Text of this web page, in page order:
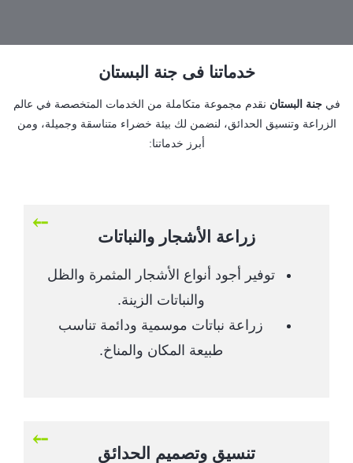
خدماتنا فى جنة البستان
فيجنة البستان نقدم مجموعة متكاملة من الخدمات المتخصصة في عالم
الزراعة وتنسيق الحدائق، لنضمن لك بيئة خضراء متناسقة وجميلة، ومن
أبرز خدماتنا:
زراعة الأشجار والنباتات
توفير أجود أنواع الأشجار المثمرة والظل
والنباتات الزينة.
زراعة نباتات موسمية ودائمة تناسب
طبيعة المكان والمناخ.
تنسيق وتصميم الحدائق